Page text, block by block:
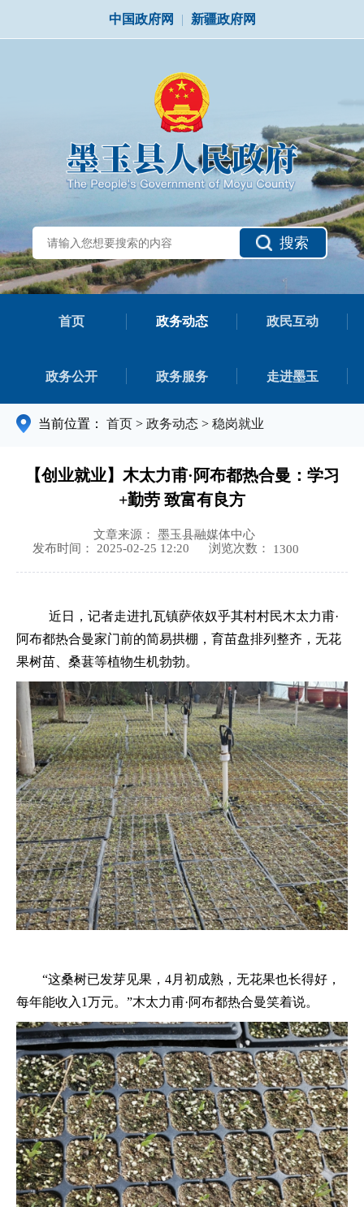
中国政府网 | 新疆政府网
搜索
首页 政务动态 政民互动
政务公开 政务服务 走进墨玉
当前位置： 首页 > 政务动态 > 稳岗就业
【创业就业】木太力甫·阿布都热合曼：学习
+勤劳 致富有良方
文章来源： 墨玉县融媒体中心
发布时间： 2025-02-25 12:20
浏览次数： 1300
近日，记者走进扎瓦镇萨依奴乎其村村民木太力甫·
阿布都热合曼家门前的简易拱棚，育苗盘排列整齐，无花
果树苗、桑葚等植物生机勃勃。
“这桑树已发芽见果，4月初成熟，无花果也长得好，
每年能收入1万元。”木太力甫·阿布都热合曼笑着说。